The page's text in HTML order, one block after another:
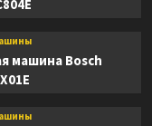
машина Bosch